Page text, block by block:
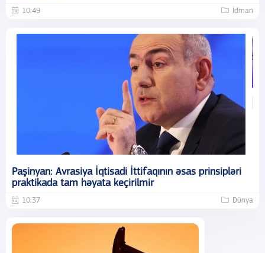
10:49 İdman
Paşinyan: Avrasiya İqtisadi İttifaqının əsas prinsipləri
praktikada tam həyata keçirilmir
10:37 Dünya